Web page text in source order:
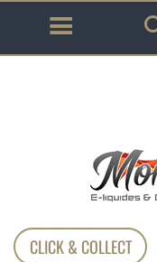
GARANTIE À
CLICK & COLLECT